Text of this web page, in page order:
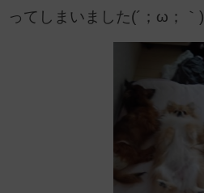
ってしまいました(´；ω；｀)